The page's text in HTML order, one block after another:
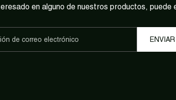
en alguno de nuestros productos, puede